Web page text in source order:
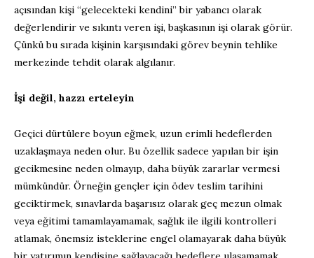
açısından kişi “gelecekteki kendini” bir yabancı olarak
değerlendirir ve sıkıntı veren işi, başkasının işi olarak görür.
Çünkü bu sırada kişinin karşısındaki görev beynin tehlike
merkezinde tehdit olarak algılanır.
İşi değil, hazzı erteleyin
Geçici dürtülere boyun eğmek, uzun erimli hedeflerden
uzaklaşmaya neden olur. Bu özellik sadece yapılan bir işin
gecikmesine neden olmayıp, daha büyük zararlar vermesi
mümkündür. Örneğin gençler için ödev teslim tarihini
geciktirmek, sınavlarda başarısız olarak geç mezun olmak
veya eğitimi tamamlayamamak, sağlık ile ilgili kontrolleri
atlamak, önemsiz isteklerine engel olamayarak daha büyük